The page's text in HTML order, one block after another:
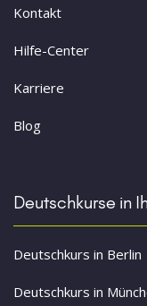
Kontakt
Hilfe-Center
Karriere
Blog
Deutschkurse in
Deutschkurs in Berlin
Deutschkurs in